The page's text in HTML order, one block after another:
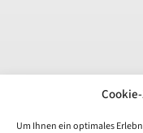
Um Ihnen ein optimales